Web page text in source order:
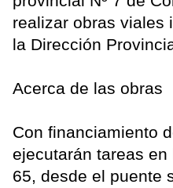
realizar obras viales
la Dirección
Acerca de las obras
Con financiamiento
ejecutarán tareas en
65, desde el puente